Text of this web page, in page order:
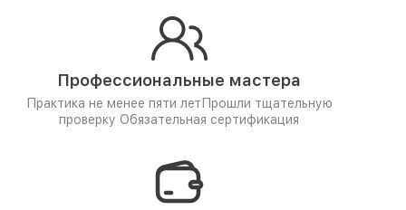
Профессиональные мастера
Практика не менее пяти лет Прошли тщательную
проверку Обязательная сертификация